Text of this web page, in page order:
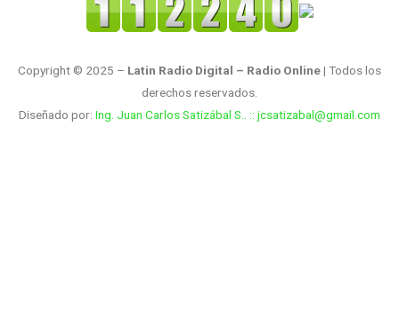
Copyright © 2025 – Latin Radio Digital – Radio Online| Todos los
derechos reservados.
Diseñado por: Ing. Juan Carlos Satizábal S.. :: jcsatizabal@gmail.com